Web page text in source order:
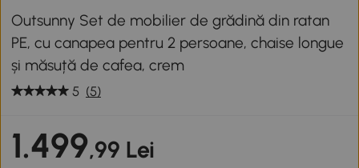
Outsunny Set de mobilier de grădină din ratan
PE, cu canapea pentru 2 persoane, chaise longue
și măsuță de cafea, crem
5 (5)
1.499,99 Lei